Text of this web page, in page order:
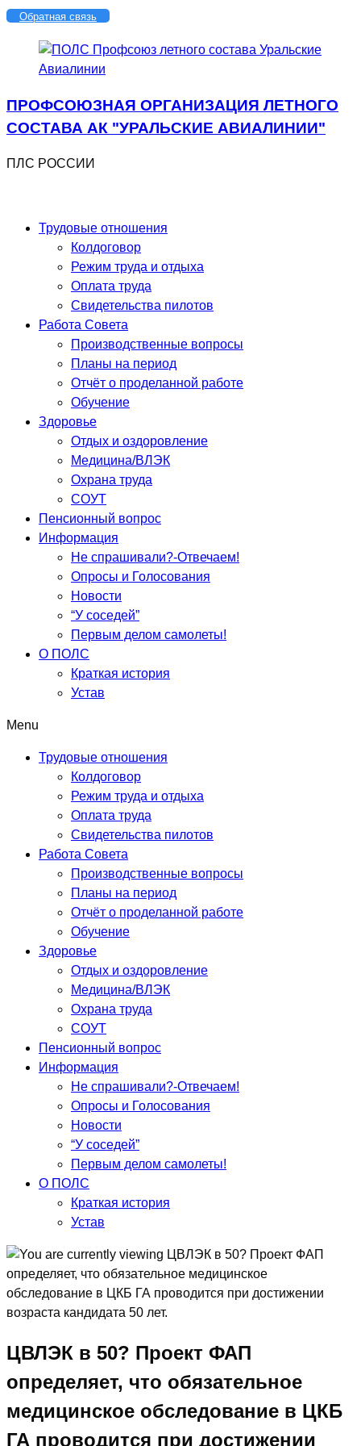
Перейти
содержимому
Обратная связь
ПРОФСОЮЗНАЯ ОРГАНИЗАЦИЯ ЛЕТНОГО
СОСТАВА АК "УРАЛЬСКИЕ АВИАЛИНИИ"
ПЛС РОССИИ
Трудовые отношения
Колдоговор
Режим труда и отдыха
Оплата труда
Свидетельства пилотов
Работа Совета
Производственные вопросы
Планы на период
Отчёт о проделанной работе
Обучение
Здоровье
Отдых и оздоровление
Медицина/ВЛЭК
Охрана труда
СОУТ
Пенсионный вопрос
Информация
Не спрашивали?-Отвечаем!
Опросы и Голосования
Новости
“У соседей”
Первым делом самолеты!
О ПОЛС
Краткая история
Устав
Menu
Трудовые отношения
Колдоговор
Режим труда и отдыха
Оплата труда
Свидетельства пилотов
Работа Совета
Производственные вопросы
Планы на период
Отчёт о проделанной работе
Обучение
Здоровье
Отдых и оздоровление
Медицина/ВЛЭК
Охрана труда
СОУТ
Пенсионный вопрос
Информация
Не спрашивали?-Отвечаем!
Опросы и Голосования
Новости
“У соседей”
Первым делом самолеты!
О ПОЛС
Краткая история
Устав
ЦВЛЭК в 50? Проект ФАП
определяет, что обязательное
медицинское обследование в ЦКБ
ГА проводится при достижении